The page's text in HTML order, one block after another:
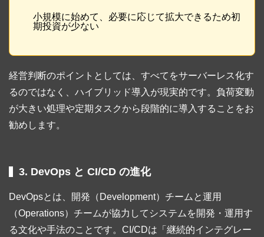
小規模に始めて、必要に応じて拡大できるため初
期投資が少ない
経営判断のポイントとしては、すべてをサーバーレス化す
るのではなく、ハイブリッド導入が現実的です。負荷変動
が大きい処理や定期タスクから段階的に導入することをお
勧めします。
3. DevOps と CI/CD の進化
DevOpsとは、開発（Development）チームと運用
（Operations）チームが協力してシステムを開発・運用す
る文化や手法のことです。CI/CDは「継続的インテグレー